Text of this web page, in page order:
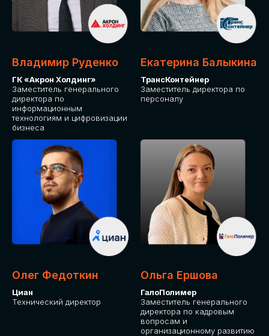
Владимир Руденко
ГК «Акрон Холдинг»
Заместитель генерального
директора по
информационным
технологиям и цифровизации
бизнеса
Екатерина Балыкина
ТрансКонтейнер
Заместитель директора по
персоналу
Олег Федоткин
Циан
Технический директор
Ольга Ершова
ГалоПолимер
Заместитель генерального
директора по кадровым
вопросам и
организационному развитию